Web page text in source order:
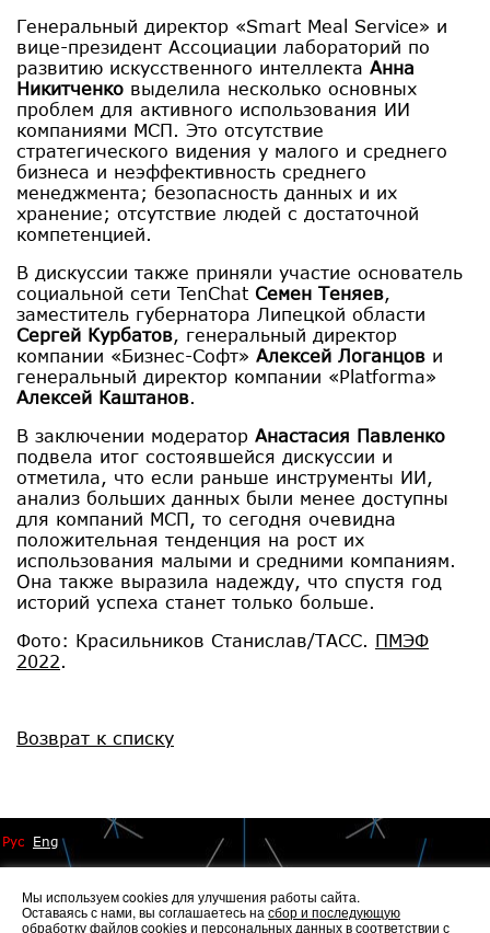
Генеральный директор «Smart Meal Service» и
вице-президент Ассоциации лабораторий по
развитию искусственного интеллекта Анна
Никитченко выделила несколько основных
проблем для активного использования ИИ
компаниями МСП. Это отсутствие
стратегического видения у малого и среднего
бизнеса и неэффективность среднего
менеджмента; безопасность данных и их
хранение; отсутствие людей с достаточной
компетенцией.
В дискуссии также приняли участие основатель
социальной сети TenChat Семен Теняев,
заместитель губернатора Липецкой области
Сергей Курбатов, генеральный директор
компании «Бизнес-Софт» Алексей Логанцов и
генеральный директор компании «Platforma»
Алексей Каштанов.
В заключении модератор Анастасия Павленко
подвела итог состоявшейся дискуссии и
отметила, что если раньше инструменты ИИ,
анализ больших данных были менее доступны
для компаний МСП, то сегодня очевидна
положительная тенденция на рост их
использования малыми и средними компаниям.
Она также выразила надежду, что спустя год
историй успеха станет только больше.
Фото: Красильников Станислав/ТАСС. ПМЭФ
2022.
Возврат к списку
Рус Eng
Мы используем cookies для улучшения работы сайта.
Оставаясь с нами, вы соглашаетесь на сбор и последующую
обработку файлов cookiesи персональных данных в соответствии с